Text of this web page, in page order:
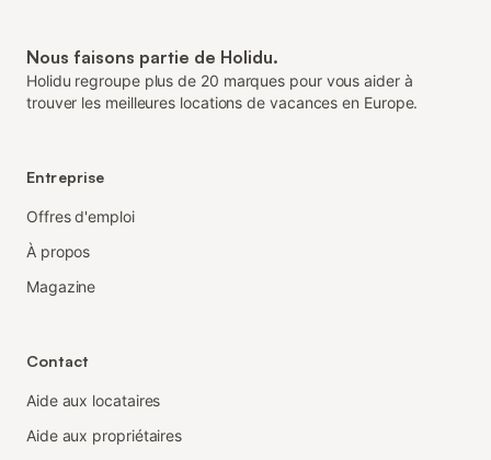
Nous faisons partie de Holidu.
Holidu regroupe plus de 20 marques pour vous aider à
trouver les meilleures locations de vacances en Europe.
Entreprise
Offres d'emploi
À propos
Magazine
Contact
Aide aux locataires
Aide aux propriétaires